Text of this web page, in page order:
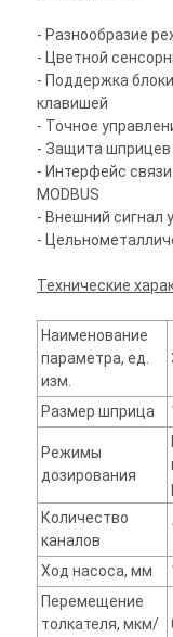
- Разнообразие
- Цветной
- Поддержка
клавишей
- Точное
- Защита шприцев
- Интерфейс
MODBUS
- Внешний сигнал
-
Технические
Наименование
параметра, ед.
изм.
Размер шприца
Режимы
дозирования
Количество
каналов
Ход насоса, мм
Перемещение
толкателя, мкм/